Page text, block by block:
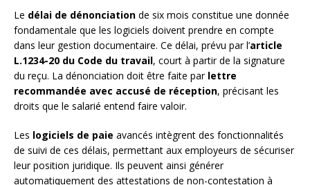
Le délai de dénonciation de six mois constitue une donnée
fondamentale que les logiciels doivent prendre en compte
dans leur gestion documentaire. Ce délai, prévu par l’article
L.1234-20 du Code du travail, court à partir de la signature
du reçu. La dénonciation doit être faite par lettre
recommandée avec accusé de réception, précisant les
droits que le salarié entend faire valoir.
Les logiciels de paie avancés intègrent des fonctionnalités
de suivi de ces délais, permettant aux employeurs de sécuriser
leur position juridique. Ils peuvent ainsi générer
automatiquement des attestations de non-contestation à